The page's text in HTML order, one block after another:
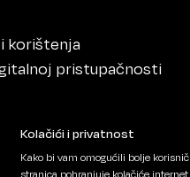
korištenja
pristupačnosti
Kolačići i privatnost
Kako bi vam omogućili bolje